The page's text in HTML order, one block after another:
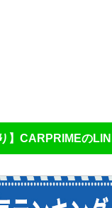
】CARPRIMEの